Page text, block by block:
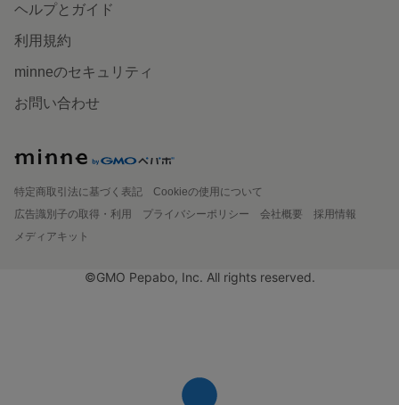
ヘルプとガイド
利用規約
minneのセキュリティ
お問い合わせ
特定商取引法に基づく表記
Cookieの使用について
広告識別子の取得・利用
プライバシーポリシー 会社概要
採用情報
メディアキット
©GMO Pepabo, Inc. All rights reserved.